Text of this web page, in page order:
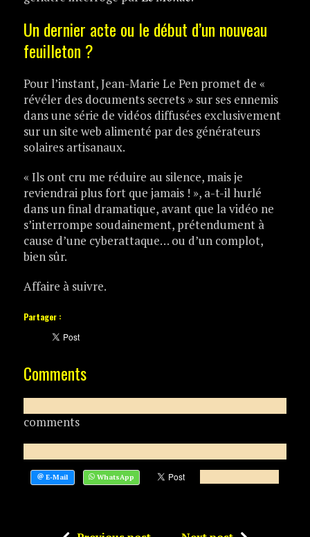
Un dernier acte ou le début d’un nouveau
feuilleton ?
Pour l’instant, Jean-Marie Le Pen promet de «
révéler des documents secrets » sur ses ennemis
dans une série de vidéos diffusées exclusivement
sur un site web alimenté par des générateurs
solaires artisanaux.
« Ils ont cru me réduire au silence, mais je
reviendrai plus fort que jamais ! », a-t-il hurlé
dans un final dramatique, avant que la vidéo ne
s’interrompe soudainement, prétendument à
cause d’une cyberattaque… ou d’un complot,
bien sûr.
Affaire à suivre.
Partager :
Comments
comments